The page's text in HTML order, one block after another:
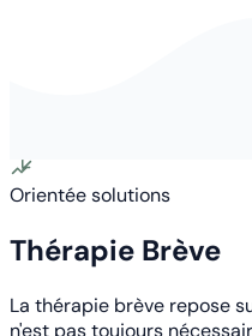
Orientée solutions
Thérapie Brève
La thérapie brève repose
n'est pas toujours